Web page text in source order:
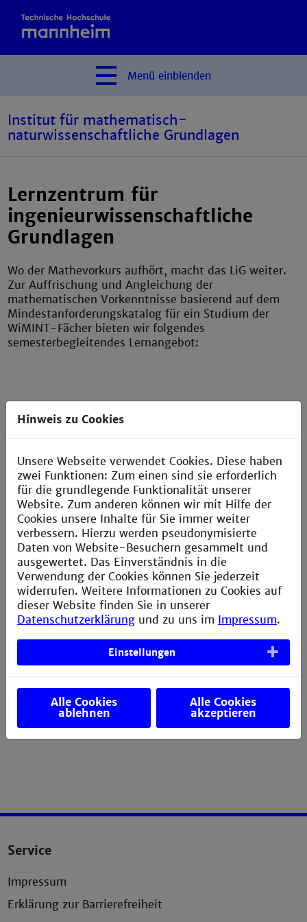
Menü einblenden
Institut für mathematisch-
naturwissenschaftliche Grundlagen
Lernzentrum für
ingenieurwissenschaftliche
Grundlagen
Wo der Mathevorkurs aufhört, macht das LiG weiter.
Zur Auffrischung und Angleichung der
mathematischen Vorkenntnisse basierend auf dem
Mindestanforderungskatalog für ein Studium der
WiMINT-Fächer bieten wir folgendes
semesterbegleitendes Lernangebot:
Selbsteinschätzung im Einstufungstest
Lehrinhalte zu mathematischen Grundlagen
Prüfungsumgebung mit modularen Testaten
Wissenslücken individuell und effizient schließen
Unterstützung bei selbstorganisiertem und
selbstständigem Lernen
freiwillig, empfohlen oder verpflichtend
Kurs zur Terminbuchung:
Philip Schneider
Weitere Informationen für
Studierende
Weitere Informationen für
Dozierende
Service
Impressum
Erklärung zur Barrierefreiheit
Hinweis zu Cookies
Unsere Webseite verwendet Cookies. Diese haben
zwei Funktionen: Zum einen sind sie erforderlich
für die grundlegende Funktionalität unserer
Website. Zum anderen können wir mit Hilfe der
Cookies unsere Inhalte für Sie immer weiter
verbessern. Hierzu werden pseudonymisierte
Daten von Website-Besuchern gesammelt und
ausgewertet. Das Einverständnis in die
Verwendung der Cookies können Sie jederzeit
widerrufen. Weitere Informationen zu Cookies auf
dieser Website finden Sie in unserer
Datenschutzerklärung und zu uns im Impressum.
Einstellungen
Alle Cookies
ablehnen
Alle Cookies
akzeptieren